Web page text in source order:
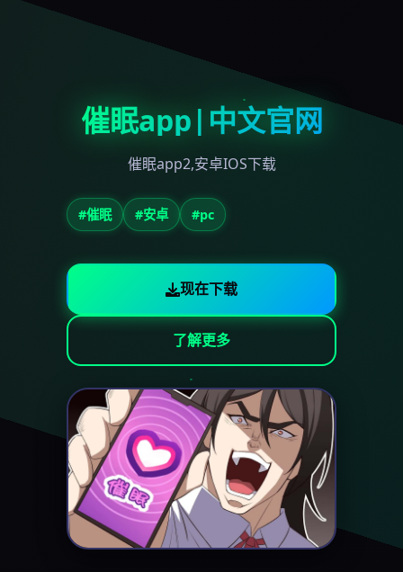
催眠app|中文官网
催眠app2,安卓IOS下载
#催眠 #安卓 #pc
现在下载
了解更多